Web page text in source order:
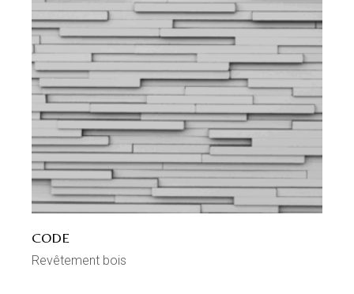
CODE
Revêtement bois